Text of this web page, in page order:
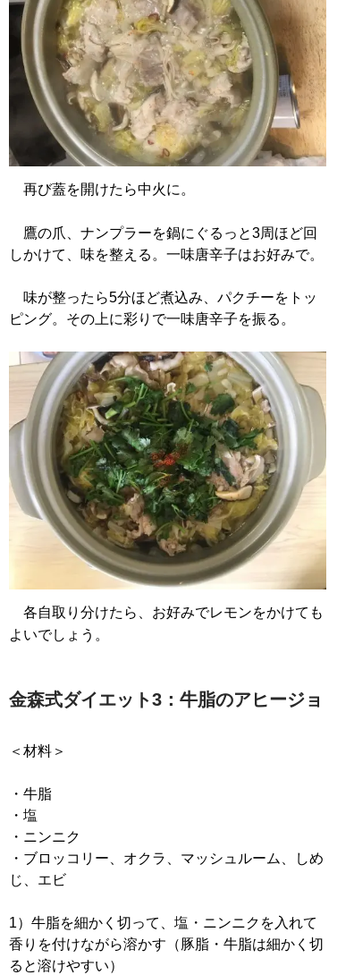
再び蓋を開けたら中火に。
鷹の爪、ナンプラーを鍋にぐるっと3周ほど回
しかけて、味を整える。一味唐辛子はお好みで。
味が整ったら5分ほど煮込み、パクチーをトッ
ピング。その上に彩りで一味唐辛子を振る。
各自取り分けたら、お好みでレモンをかけても
よいでしょう。
金森式ダイエット3：牛脂のアヒージョ
＜材料＞
・牛脂
・塩
・ニンニク
・ブロッコリー、オクラ、マッシュルーム、しめ
じ、エビ
1）牛脂を細かく切って、塩・ニンニクを入れて
香りを付けながら溶かす（豚脂・牛脂は細かく切
ると溶けやすい）